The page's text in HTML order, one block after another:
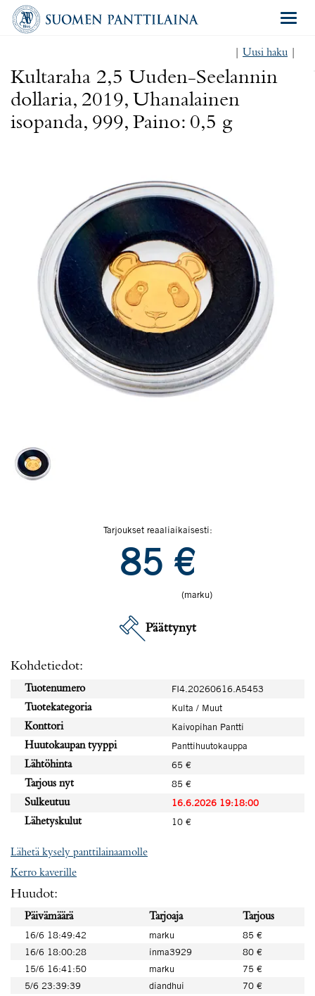
Uusi haku
Kultaraha 2,5 Uuden-Seelannin
dollaria, 2019, Uhanalainen
isopanda, 999, Paino: 0,5 g
Tarjoukset reaaliaikaisesti:
85 €
(marku)
Päättynyt
Kohdetiedot:
Tuotenumero
FI4.20260616.A5453
Tuotekategoria
Kulta / Muut
Konttori
Kaivopihan Pantti
Huutokaupan tyyppi
Panttihuutokauppa
Lähtöhinta
65 €
Tarjous nyt
85 €
Sulkeutuu
16.6.2026 19:18:00
Lähetyskulut
10 €
Lähetä kysely panttilainaamolle
Kerro kaverille
Huudot:
Päivämäärä Tarjoaja
Tarjous
16/6 18:49:42
marku
85 €
16/6 18:00:28
inma3929
80 €
15/6 16:41:50
marku
75 €
5/6 23:39:39
diandhui
70 €